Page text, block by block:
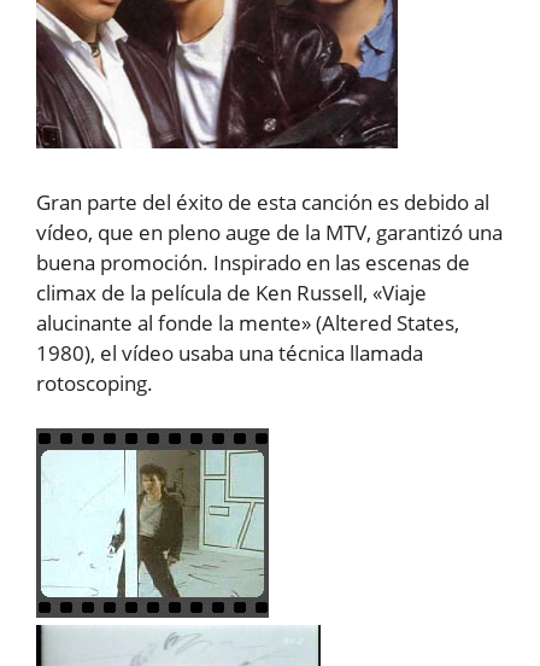
Gran parte del éxito de esta canción es debido al
vídeo, que en pleno auge de la MTV, garantizó una
buena promoción. Inspirado en las escenas de
climax de la película de Ken Russell, «Viaje
alucinante al fonde la mente» (Altered States,
1980), el vídeo usaba una técnica llamada
rotoscoping.